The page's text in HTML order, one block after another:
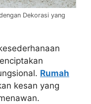
Dekorasi yang
Rumah
kesan yang